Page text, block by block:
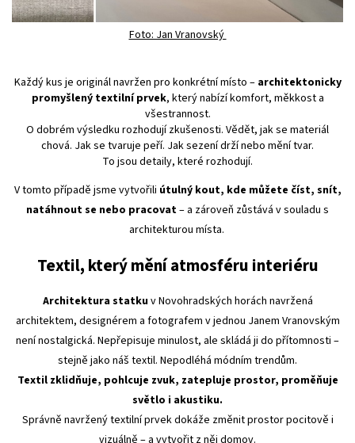
Foto: Jan Vranovský
Každý kus je originál navržen pro konkrétní místo – architektonicky
promyšlený textilní prvek, který nabízí komfort, měkkost a
všestrannost.
O dobrém výsledku rozhodují zkušenosti. Vědět, jak se materiál
chová. Jak se tvaruje peří. Jak sezení drží nebo mění tvar.
To jsou detaily, které rozhodují.
V tomto případě jsme vytvořili útulný kout, kde můžete číst, snít,
natáhnout se nebo pracovat– a zároveň zůstává v souladu s
architekturou místa.
Textil, který mění atmosféru interiéru
Architektura statkuv Novohradských horách navržená
architektem, designérem a fotografem v jednou Janem Vranovským
není nostalgická. Nepřepisuje minulost, ale skládá ji do přítomnosti –
stejně jako náš textil. Nepodléhá módním trendům.
Textil zklidňuje, pohlcuje zvuk, zatepluje prostor, proměňuje
světlo i akustiku.
Správně navržený textilní prvek dokáže změnit prostor pocitově i
vizuálně – a vytvořit z něj domov.